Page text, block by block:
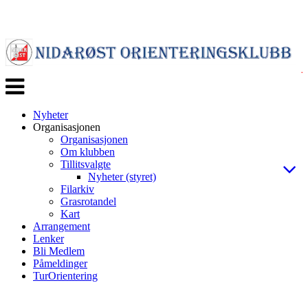
Veksle
navigasjon
Nyheter
Organisasjonen
Organisasjonen
Om klubben
Tillitsvalgte
Nyheter (styret)
Filarkiv
Grasrotandel
Kart
Arrangement
Lenker
Bli Medlem
Påmeldinger
TurOrientering